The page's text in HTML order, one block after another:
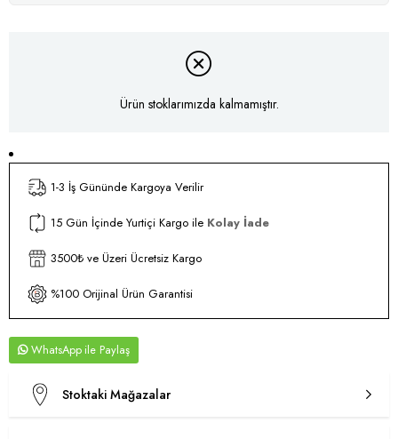
Ürün stoklarımızda kalmamıştır.
1-3 İş Gününde Kargoya Verilir
15 Gün İçinde Yurtiçi Kargo ile Kolay İade
3500₺ ve Üzeri Ücretsiz Kargo
%100 Orijinal Ürün Garantisi
WhatsApp
Stoktaki Mağazalar